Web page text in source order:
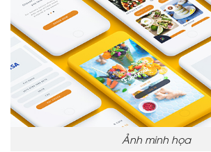
Ảnh minh họa